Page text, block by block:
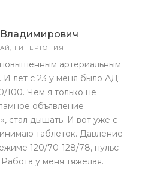
ГИПЕРТОНИЯ
артериальным
И лет с 23 у меня было АД:
100. Чем я только не
объявление
стал дышать. И вот уже с
таблеток. Давление
120/70-128/78, пульс –
у меня тяжелая.